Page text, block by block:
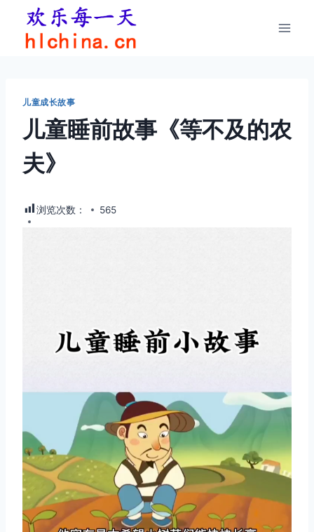
儿童成长故事
儿童睡前故事《等不及的农
夫》
浏览次数： 565